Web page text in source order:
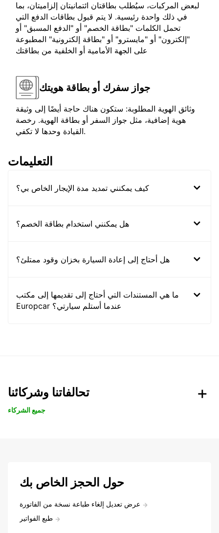
لبعض المركبات، سيُطلب بطاقتان ائتمانيتان إلزاميتان، بما
في ذلك واحدة رئيسية. لا يتم قبول بطاقات الدفع التي
تحمل الكلمات "بطاقة الخصم" أو "الدفع المسبق" أو
"إلكترون" أو "مايسترو" أو "بطاقة إلكترونية" المطبوعة
على الجهة الأمامية أو الخلفية من بطاقتك
جواز سفرك أو بطاقة هويتك
وثائق الهوية المطلوبة: ستكون هناك حاجة أيضًا إلى وثيقة
هوية إضافية، مثل جواز السفر أو بطاقة الهوية. رخصة
القيادة وحدها لا تكفي.
التعليمات
كيف يمكنني تمديد مدة الإيجار الخاص بي؟
هل يمكنني استخدام بطاقة الخصم؟
هل أحتاج إلى إعادة السيارة بخزان وقود ممتلئ؟
ما هي المستندات التي أحتاج إلى تقديمها إلى مكتب
Europcar عندما أستلم سيارتي؟
تحالفاتنا وشركائنا
جميع الشركاء
حول الحجز الخاص بك
عرض تعديل إلغاء طباعة نسخة من الفاتورة
طبع الفواتير